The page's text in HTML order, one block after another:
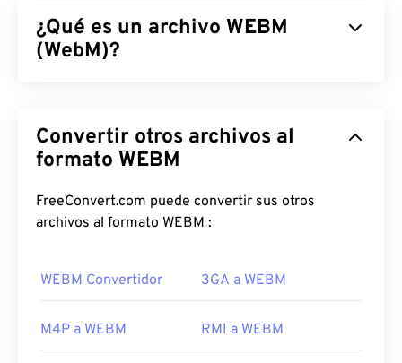
¿Qué es un archivo WEBM
(WebM)?
fue diseñado para ser compatible con HTML5.
Admite capítulos, subtítulos, etiquetas de
3D, contenedores 3D y reproductores de hardware.
WEBM comprime transmisiones de vídeo con
Convertir otros archivos al
formato WEBM
FreeConvert.com puede convertir sus otros
archivos al formato WEBM :
WEBM Convertidor 3GA a WEBM
M4P a WEBM RMI a WEBM